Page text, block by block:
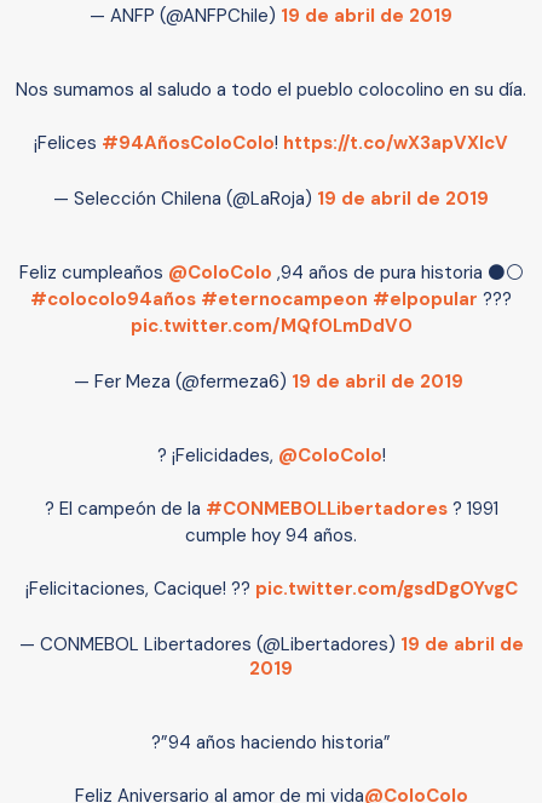
— ANFP (@ANFPChile) 19 de abril de 2019
Nos sumamos al saludo a todo el pueblo colocolino en su día.
¡Felices #94AñosColoColo! https://t.co/wX3apVXlcV
— Selección Chilena (@LaRoja) 19 de abril de 2019
Feliz cumpleaños @ColoColo ,94 años de pura historia ⚫️⚪️
#colocolo94años #eternocampeon #elpopular ???
pic.twitter.com/MQfOLmDdVO
— Fer Meza (@fermeza6) 19 de abril de 2019
? ¡Felicidades, @ColoColo!
? El campeón de la #CONMEBOLLibertadores? 1991
cumple hoy 94 años.
¡Felicitaciones, Cacique! ?? pic.twitter.com/gsdDgOYvgC
— CONMEBOL Libertadores (@Libertadores) 19 de abril de
2019
?”94 años haciendo historia”
Feliz Aniversario al amor de mi vida@ColoColo